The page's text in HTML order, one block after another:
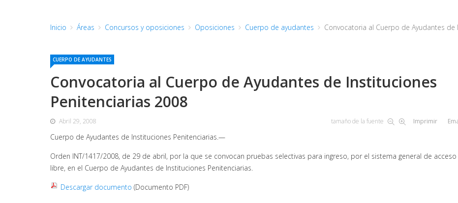
Inicio Áreas Concursos y oposiciones Oposiciones Cuerpo de ayudantes Convocatoria al Cuerpo de Ayudantes
CUERPO DE AYUDANTES
Convocatoria al Cuerpo de Ayudantes de Instituciones
Penitenciarias 2008
Abril 29, 2008 tamaño de la fuente Imprimir
Cuerpo de Ayudantes de Instituciones Penitenciarias.—
Orden INT/1417/2008, de 29 de abril, por la que se convocan pruebas selectivas para ingreso, por el sistema general de acceso
libre, en el Cuerpo de Ayudantes de Instituciones Penitenciarias.
Descargar documento (Documento PDF)